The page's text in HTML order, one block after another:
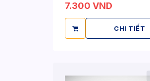
7.300 VND
CHI TIẾT